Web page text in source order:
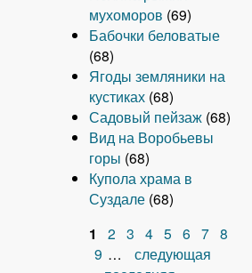
мухоморов (69)
Бабочки беловатые
(68)
Ягоды земляники на
кустиках (68)
Садовый пейзаж (68)
Вид на Воробьевы
горы (68)
Купола храма в
Суздале (68)
1 2 3 4 5 6 7 8
9 …
следующая